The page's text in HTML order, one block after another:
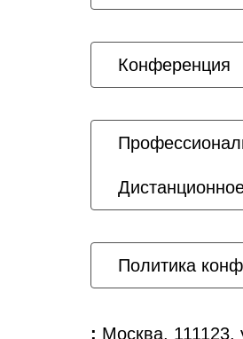
Конференция
Политика
: Москва,